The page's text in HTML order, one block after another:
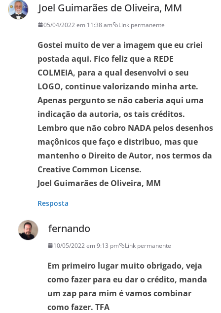
Joel Guimarães de Oliveira, MM
05/04/2022 em 11:38 am Link permanente
Gostei muito de ver a imagem que eu criei
postada aqui. Fico feliz que a REDE
COLMEIA, para a qual desenvolvi o seu
LOGO, continue valorizando minha arte.
Apenas pergunto se não caberia aqui uma
indicação da autoria, os tais créditos.
Lembro que não cobro NADA pelos desenhos
maçônicos que faço e distribuo, mas que
mantenho o Direito de Autor, nos termos da
Creative Common License.
Joel Guimarães de Oliveira, MM
Resposta
fernando
10/05/2022 em 9:13 pm Link permanente
Em primeiro lugar muito obrigado, veja
como fazer para eu dar o crédito, manda
um zap para mim é vamos combinar
como fazer. TFA